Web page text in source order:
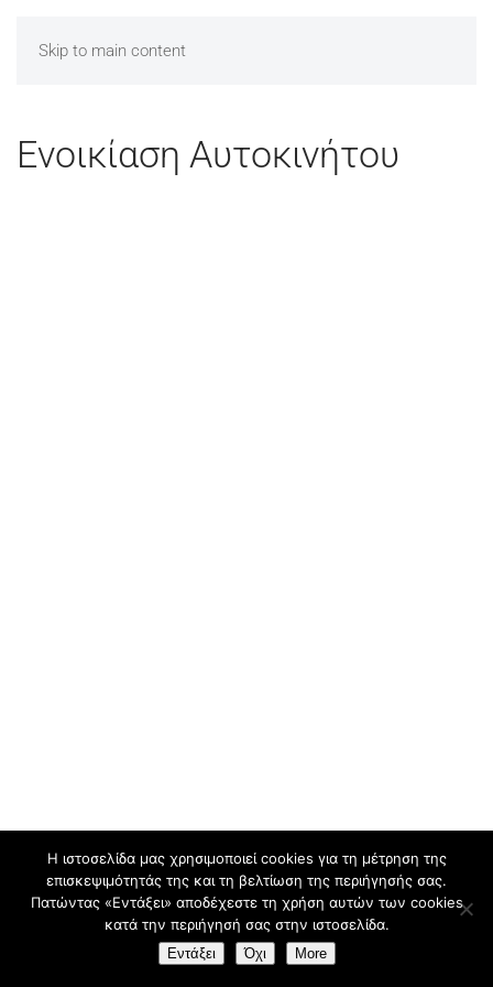
Skip to main content
Ενοικίαση Αυτοκινήτου
All Rights Reserved 2018 Rent a Car Kavala |Car Rental
Η ιστοσελίδα μας χρησιμοποιεί cookies για τη μέτρηση της
επισκεψιμότητάς της και τη βελτίωση της περιήγησής σας.
Πατώντας «Εντάξει» αποδέχεστε τη χρήση αυτών των cookies
κατά την περιήγησή σας στην ιστοσελίδα.
Εντάξει Όχι More